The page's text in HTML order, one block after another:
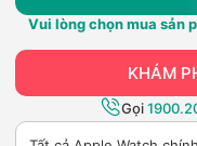
Vui lòng chọn mua sản
KHÁM
Gọi